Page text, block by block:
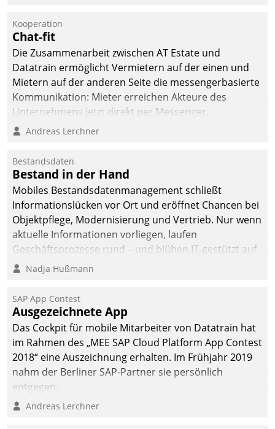
Einsparungen durch optimierte und automatisierte
Prozesse. Doch man darf nicht zu viel erwarten: Allein
mit der Einführung einer neuen Software ist es nicht
getan. Die Digitalisierung erfordert von Unternehmen
die Bereitschaft, sich zu überprüfen, zu hinterfragen
und zu verändern.
Kooperation
Chat-fit
Die Zusammenarbeit zwischen AT Estate und
Datatrain ermöglicht Vermietern auf der einen und
Mietern auf der anderen Seite die messengerbasierte
Kommunikation: Mieter erreichen Akteure des
Unternehmens jetzt direkt per Messenger,
Mitarbeiter oder Dienstleister empfangen oder
Andreas Lerchner
Bestandsdaten
Bestand in der Hand
Mobiles Bestandsdatenmanagement schließt
Informationslücken vor Ort und eröffnet Chancen bei
Objektpflege, Modernisierung und Vertrieb. Nur wenn
aktuelle Informationen vorliegen, laufen
Geschäftsprozesse rund – und blühen IT-gestützt auf.
Nadja Hußmann
SAP App Contest
Ausgezeichnete App
Das Cockpit für mobile Mitarbeiter von Datatrain hat
im Rahmen des „MEE SAP Cloud Platform App Contest
2018“ eine Auszeichnung erhalten. Im Frühjahr 2019
nahm der Berliner SAP-Partner sie persönlich
entgegen.
Andreas Lerchner